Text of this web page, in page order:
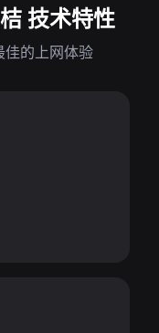
技术特性
佳的上网体验